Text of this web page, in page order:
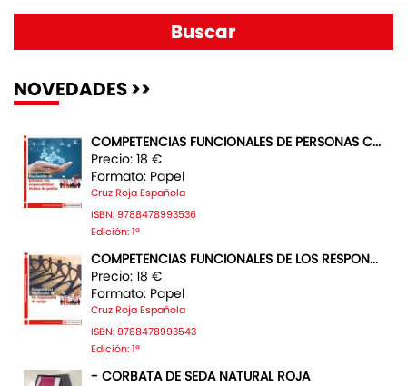
NOVEDADES >>
COMPETENCIAS FUNCIONALES DE PERSONAS C...
Precio: 18 €
Formato: Papel
Cruz Roja Española
ISBN: 9788478993536
Edición: 1ª
COMPETENCIAS FUNCIONALES DE LOS RESPON...
Precio: 18 €
Formato: Papel
Cruz Roja Española
ISBN: 9788478993543
Edición: 1ª
- CORBATA DE SEDA NATURAL ROJA